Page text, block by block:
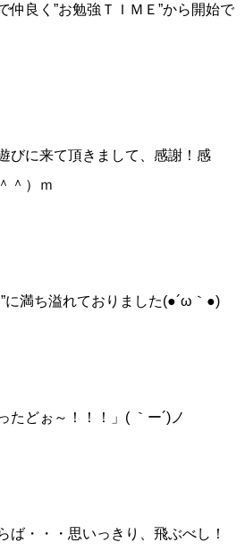
仲良く”お勉強ＴＩＭＥ”から開始で
びに来て頂きまして、感謝！感
＾）ｍ
に満ち溢れておりました(●´ω｀●)
たどぉ～！！！」( ｀ー´)ノ
ば・・・思いっきり、飛ぶべし！